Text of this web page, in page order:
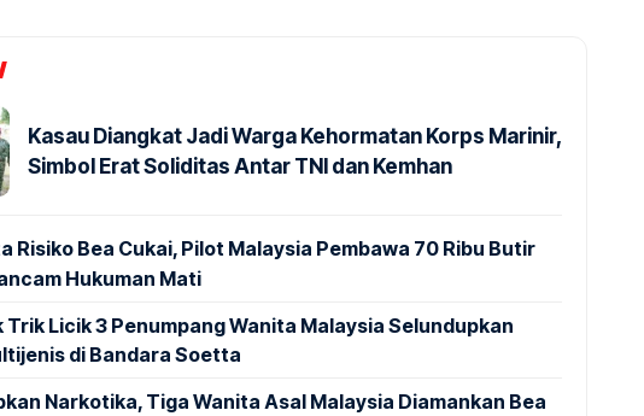
Kasau Diangkat Jadi Warga Kehormatan Korps Marinir,
Simbol Erat Soliditas Antar TNI dan Kemhan
Risiko Bea Cukai, Pilot Malaysia Pembawa 70 Ribu Butir
Hukuman Mati
Trik Licik 3 Penumpang Wanita Malaysia Selundupkan
di Bandara Soetta
Narkotika, Tiga Wanita Asal Malaysia Diamankan Bea